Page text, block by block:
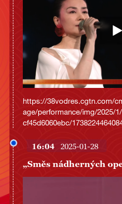
https://38vodres.cgtn.com/
age/performance/img/2025/
cf45d6060ebc/
16:04 2025-01-28
„Směs nádherných